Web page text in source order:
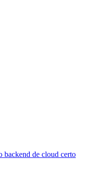
backend de cloud certo